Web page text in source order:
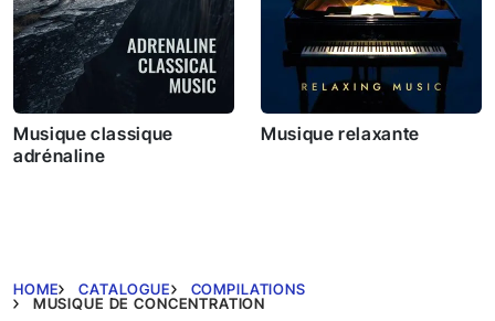
Musique classique
adrénaline
Musique relaxante
HOME CATALOGUE
COMPILATIONS
MUSIQUE DE CONCENTRATION